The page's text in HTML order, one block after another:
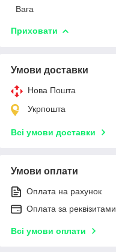
Вага
Приховати
Умови доставки
Нова Пошта
Укрпошта
Всі умови доставки
Умови оплати
Оплата на рахунок
Оплата за реквізитами
Всі умови оплати